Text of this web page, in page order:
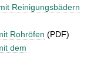
Reinigungsbädern
Rohröfen (PDF)
dem